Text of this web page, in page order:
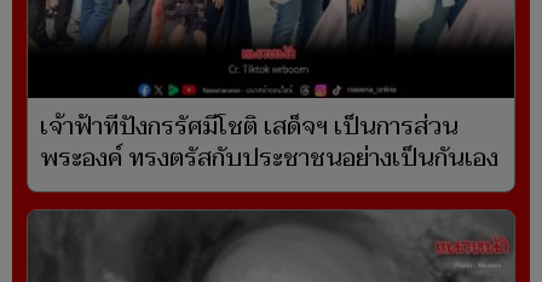
เจ้าฟ้าทีปังกรรัศมีโชติ เสด็จฯ เป็นการส่วน
พระองค์ ทรงตรัสกับประชาชนอย่างเป็นกันเอง